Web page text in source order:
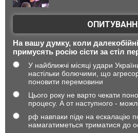
На вашу думку, коли далекобійні
примусять росію сісти за стіл
У найближчі місяці удари
настільки болючими, що
поновити перемовини
Цього року не варто чекати
процесу. А от наступного -
рф навпаки піде на ескалацію
намагатиметься триматися до